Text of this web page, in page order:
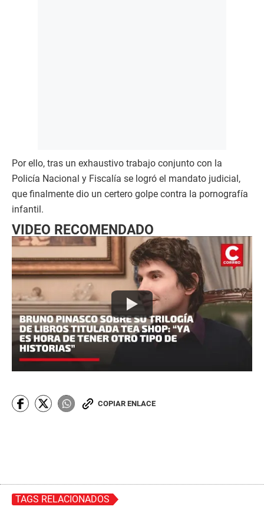
Por ello, tras un exhaustivo trabajo conjunto con la
Policía Nacional y Fiscalía se logró el mandato judicial,
que finalmente dio un certero golpe contra la pornografía
infantil.
VIDEO RECOMENDADO
COPIAR ENLACE
TAGS RELACIONADOS